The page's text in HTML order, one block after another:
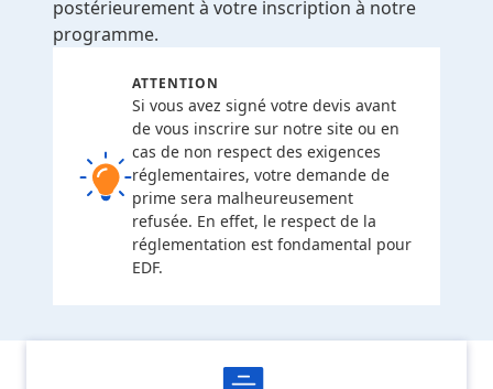
postérieurement à votre inscription à notre
programme.
ATTENTION
Si vous avez signé votre devis avant
de vous inscrire sur notre site ou en
cas de non respect des exigences
réglementaires, votre demande de
prime sera malheureusement
refusée. En effet, le respect de la
réglementation est fondamental pour
EDF.